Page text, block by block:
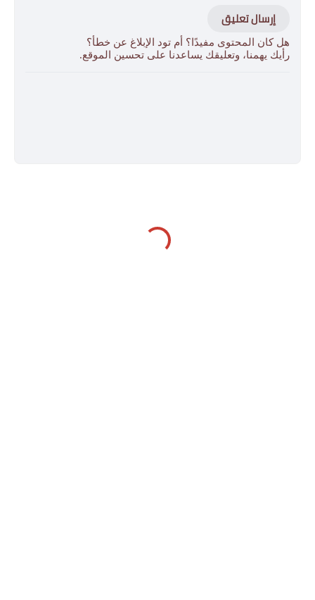
إرسال تعليق
هل كان المحتوى مفيدًا؟ أم تود الإبلاغ عن خطأ؟
رأيك يهمنا، وتعليقك يساعدنا على تحسين الموقع.